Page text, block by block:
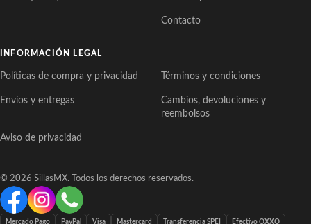
Contacto
INFORMACIÓN LEGAL
Políticas de compra y privacidad Términos y condiciones
Envíos y entregas
Cambios, devoluciones y
reembolsos
Aviso de privacidad
© 2026 SillasMX. Todos los derechos reservados.
Mercado Pago PayPal Visa Mastercard Transferencia SPEI Efectivo OXXO